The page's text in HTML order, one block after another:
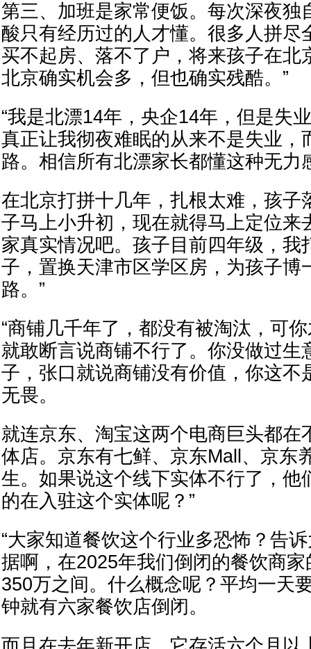
第三、加班是家常便饭。每次深夜独
酸只有经历过的人才懂。很多人拼尽
买不起房、落不了户，将来孩子在北
北京确实机会多，但也确实残酷。”
“我是北漂14年，央企14年，但是失
真正让我彻夜难眠的从来不是失业，
路。相信所有北漂家长都懂这种无力
在北京打拼十几年，扎根太难，孩子
子马上小升初，现在就得马上定位来
家真实情况吧。孩子目前四年级，我
子，置换天津市区学区房，为孩子博
路。”
“商铺几千年了，都没有被淘汰，可
就敢断言说商铺不行了。你没做过生
子，张口就说商铺没有价值，你这不
无畏。
就连京东、淘宝这两个电商巨头都在
体店。京东有七鲜、京东Mall、京东
生。如果说这个线下实体不行了，他
的在入驻这个实体呢？”
“大家知道餐饮这个行业多恐怖？告
据啊，在2025年我们倒闭的餐饮商
350万之间。什么概念呢？平均一天
钟就有六家餐饮店倒闭。